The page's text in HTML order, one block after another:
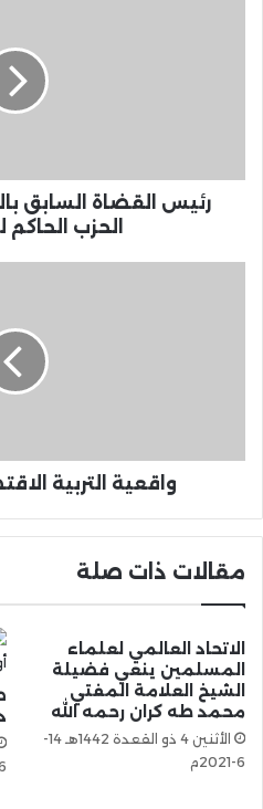
رئيس القضاة السابق
الحزب
واقعية التربية
مقالات ذات صلة
الاتحاد العالمي لعلماء
المسلمين ينعي فضيلة
الشيخ العلامة المفتي
محمد طه كران رحمه الله
الأثنين 4 ذو القعدة 1442هـ 14-
6-2021م
6-4-